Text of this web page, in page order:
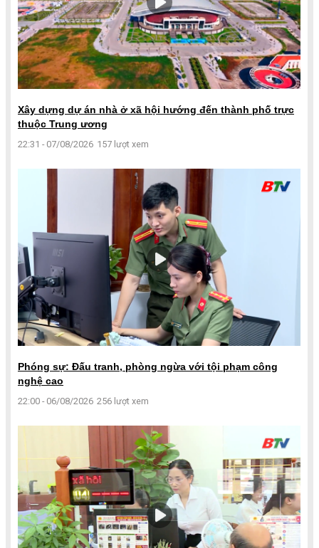
Xây dựng dự án nhà ở xã hội hướng đến thành phố trực
thuộc Trung ương
22:31 - 07/08/2026 157 lượt xem
Phóng sự: Đấu tranh, phòng ngừa với tội phạm công
nghệ cao
22:00 - 06/08/2026 256 lượt xem